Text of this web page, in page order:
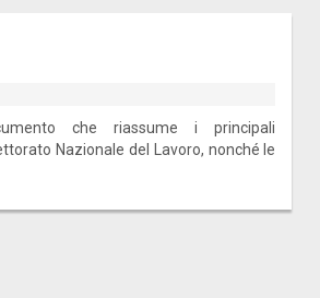
che riassume i principali
Nazionale del Lavoro, nonché le